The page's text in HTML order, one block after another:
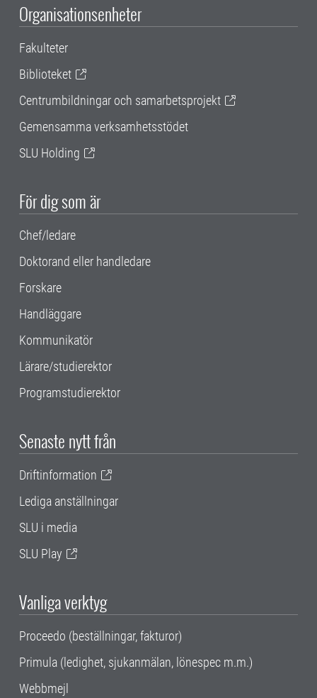
Organisationsenheter
Fakulteter
Biblioteket
Centrumbildningar och samarbetsprojekt
Gemensamma verksamhetsstödet
SLU Holding
För dig som är
Chef/ledare
Doktorand eller handledare
Forskare
Handläggare
Kommunikatör
Lärare/studierektor
Programstudierektor
Senaste nytt från
Driftinformation
Lediga anställningar
SLU i media
SLU Play
Vanliga verktyg
Proceedo (beställningar, fakturor)
Primula (ledighet, sjukanmälan, lönespec m.m.)
Webbmejl